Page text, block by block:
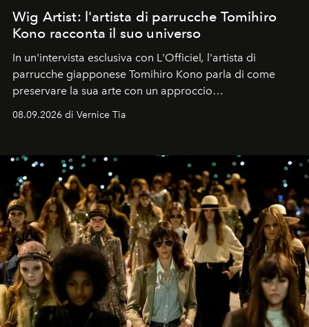
Wig Artist: l'artista di parrucche Tomihiro
Kono racconta il suo universo
In un'intervista esclusiva con L'Officiel, l'artista di
parrucche giapponese Tomihiro Kono parla di come
preservare la sua arte con un approccio
contemporaneo.
08.09.2026 di Vernice Tia